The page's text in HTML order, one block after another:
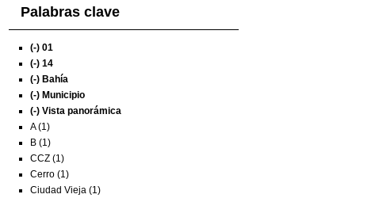
Palabras clave
(-) 01
(-) 14
(-) Bahía
(-) Municipio
(-) Vista panorámica
A (1)
B (1)
CCZ (1)
Cerro (1)
Ciudad Vieja (1)